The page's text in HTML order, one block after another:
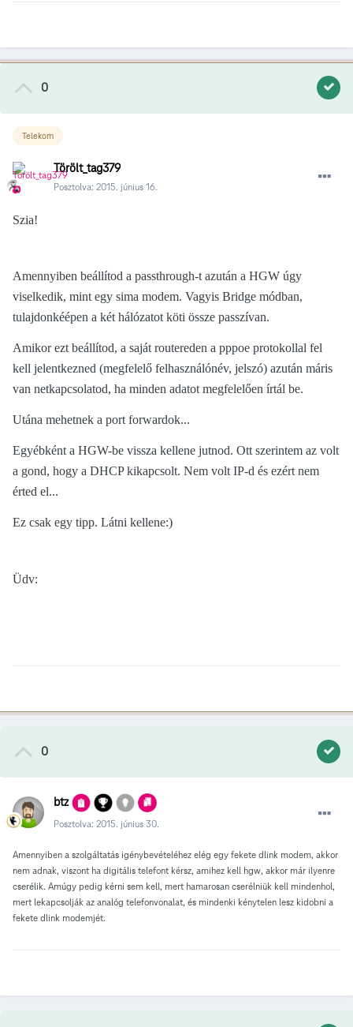
0
Telekom
Törölt_tag379
Posztolva: 2015. június 16.
Szia!
Amennyiben beállítod a passthrough-t azután a HGW úgy
viselkedik, mint egy sima modem. Vagyis Bridge módban,
tulajdonkéépen a két hálózatot köti össze passzívan.
Amikor ezt beállítod, a saját routereden a pppoe protokollal fel
kell jelentkezned (megfelelő felhasználónév, jelszó) azután máris
van netkapcsolatod, ha minden adatot megfelelően írtál be.
Utána mehetnek a port forwardok...
Egyébként a HGW-be vissza kellene jutnod. Ott szerintem az volt
a gond, hogy a DHCP kikapcsolt. Nem volt IP-d és ezért nem
érted el...
Ez csak egy tipp. Látni kellene:)
Üdv:
0
btz
Posztolva: 2015. június 30.
Amennyiben a szolgáltatás igénybevételéhez elég egy fekete dlink modem, akkor
nem adnak, viszont ha digitális telefont kérsz, amihez kell hgw, akkor már ilyenre
cserélik. Amúgy pedig kérni sem kell, mert hamarosan cserélniük kell mindenhol,
mert lekapcsolják az analóg telefonvonalat, és mindenki kénytelen lesz kidobni a
fekete dlink modemjét.